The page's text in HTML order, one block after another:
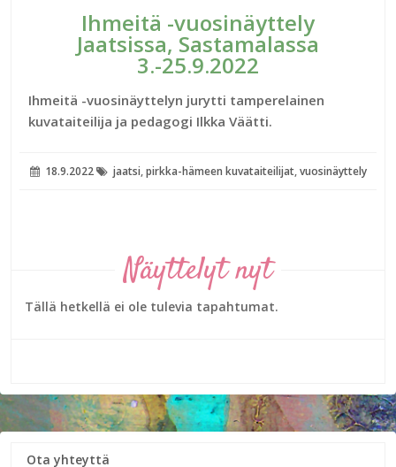
Ihmeitä -vuosinäyttely
Jaatsissa, Sastamalassa
3.-25.9.2022
Ihmeitä -vuosinäyttelyn jurytti tamperelainen
kuvataiteilija ja pedagogi Ilkka Väätti.
18.9.2022 jaatsi,pirkka-hämeen kuvataiteilijat,vuosinäyttely
Näyttelyt nyt
Tällä hetkellä ei ole tulevia tapahtumat.
Ota yhteyttä